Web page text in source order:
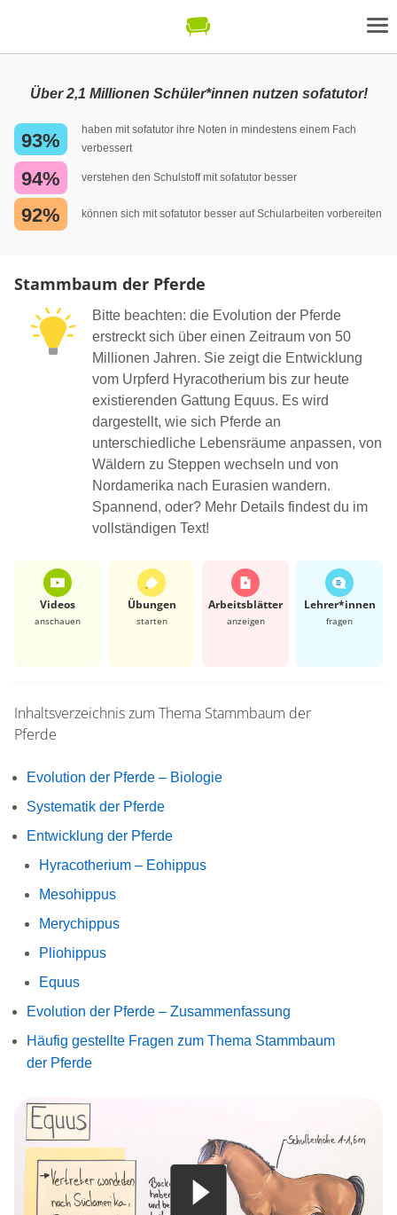
Über 2,1 Millionen Schüler*innen nutzen sofatutor!
93%
haben mit sofatutor ihre Noten in mindestens einem Fach
verbessert
94% verstehen den Schulstoff mit sofatutor besser
92% können sich mit sofatutor besser auf Schularbeiten vorbereiten
Stammbaum der Pferde
Bitte beachten: die Evolution der Pferde
erstreckt sich über einen Zeitraum von 50
Millionen Jahren. Sie zeigt die Entwicklung
vom Urpferd Hyracotherium bis zur heute
existierenden Gattung Equus. Es wird
dargestellt, wie sich Pferde an
unterschiedliche Lebensräume anpassen, von
Wäldern zu Steppen wechseln und von
Nordamerika nach Eurasien wandern.
Spannend, oder? Mehr Details findest du im
vollständigen Text!
Videos
anschauen
Übungen
starten
Arbeits­blätter
anzeigen
Lehrer*​innen
fragen
Inhaltsverzeichnis zum Thema Stammbaum der
Pferde
Evolution der Pferde – Biologie
Systematik der Pferde
Entwicklung der Pferde
Hyracotherium – Eohippus
Mesohippus
Merychippus
Pliohippus
Equus
Evolution der Pferde – Zusammenfassung
Häufig gestellte Fragen zum Thema Stammbaum
der Pferde